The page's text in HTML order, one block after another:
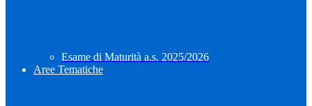
Esame di Maturità a.s. 2025/2026
Aree Tematiche